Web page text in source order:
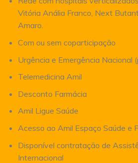
Vitória Anália Franco, Next
Amaro.
Com ou sem coparticipação
Urgência e Emergência Nacional
Telemedicina Amil
Desconto Farmácia
Amil Ligue Saúde
Acesso ao Amil Espaço Saúde e
Disponível contratação de
Internacional